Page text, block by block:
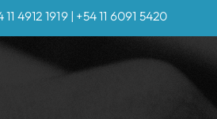
4912 1919 | +54 11 6091 5420